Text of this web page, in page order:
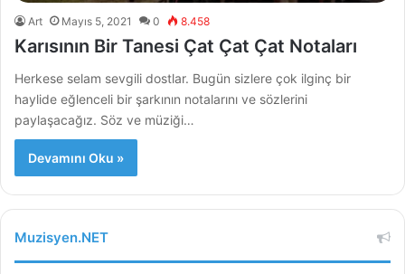
Art Mayıs 5, 2021 0 8.458
Karısının Bir Tanesi Çat Çat Çat Notaları
Herkese selam sevgili dostlar. Bugün sizlere çok ilginç bir
haylide eğlenceli bir şarkının notalarını ve sözlerini
paylaşacağız. Söz ve müziği…
Devamını Oku »
Muzisyen.NET